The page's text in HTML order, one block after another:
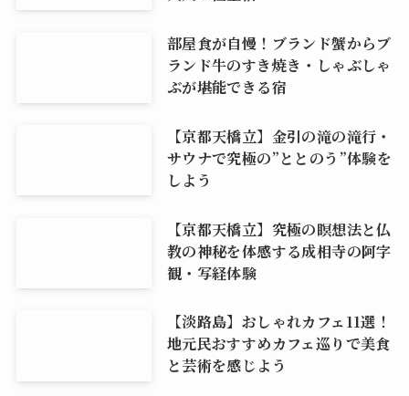
部屋食が自慢！ブランド蟹からブ
ランド牛のすき焼き・しゃぶしゃ
ぶが堪能できる宿
【京都天橋立】金引の滝の滝行・
サウナで究極の”ととのう”体験を
しよう
【京都天橋立】究極の瞑想法と仏
教の神秘を体感する成相寺の阿字
観・写経体験
【淡路島】おしゃれカフェ11選！
地元民おすすめカフェ巡りで美食
と芸術を感じよう